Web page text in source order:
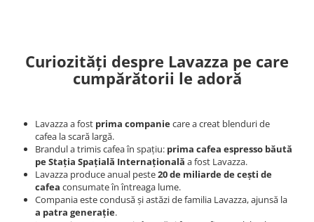
Curiozități despre Lavazza pe care
cumpărătorii le adoră
Lavazza a fost prima companiecare a creat blenduri de
cafea la scară largă.
Brandul a trimis cafea în spațiu: prima cafea espresso băută
pe Stația Spațială Internațională a fost Lavazza.
Lavazza produce anual peste20 de miliarde de cești de
cafea consumate în întreaga lume.
Compania este condusă și astăzi de familia Lavazza, ajunsă la
a patra generație.